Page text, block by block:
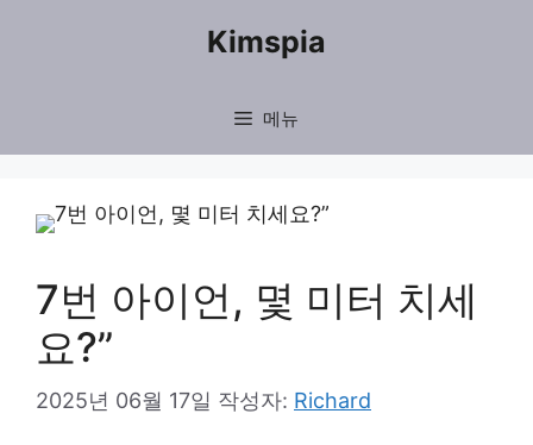
Kimspia
메뉴
7번 아이언, 몇 미터 치세
요?”
2025년 06월 17일 작성자: Richard